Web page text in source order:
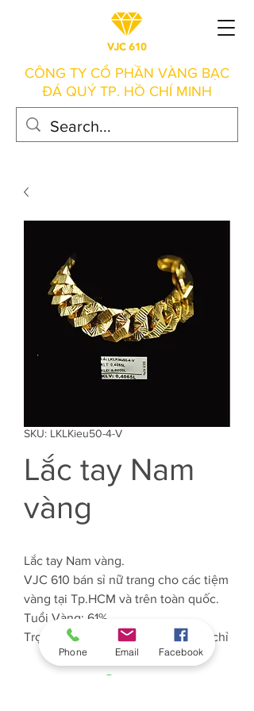
CÔNG TY CỔ PHẦN VÀNG BẠC
ĐÁ QUÝ TP. HỒ CHÍ MINH
SKU: LKLKieu50-4-V
Lắc tay Nam
vàng
Lắc tay Nam vàng.
VJC 610 bán sỉ nữ trang cho các tiệm
vàng tại Tp.HCM và trên toàn quốc.
Tuổi Vàng: 61%
Trọng lượng Vàng: Khoảng 4.065 chỉ
Phone Email Facebook